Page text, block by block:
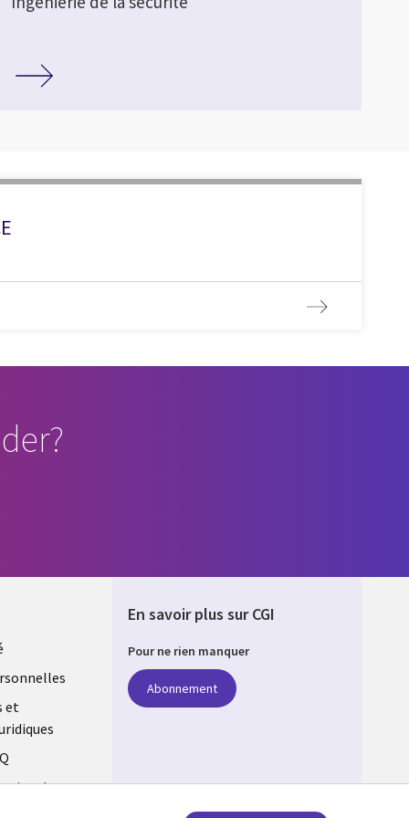
et
des
En savoir plus sur CGI
Pour ne rien manquer
Abonnement